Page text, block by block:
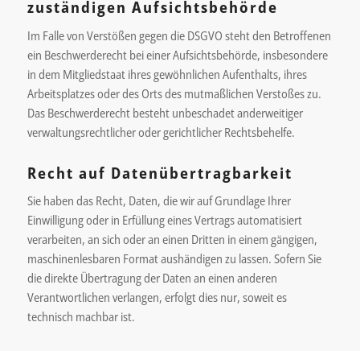
zuständigen Aufsichtsbehörde
Im Falle von Verstößen gegen die DSGVO steht den Betroffenen
ein Beschwerderecht bei einer Aufsichtsbehörde, insbesondere
in dem Mitgliedstaat ihres gewöhnlichen Aufenthalts, ihres
Arbeitsplatzes oder des Orts des mutmaßlichen Verstoßes zu.
Das Beschwerderecht besteht unbeschadet anderweitiger
verwaltungsrechtlicher oder gerichtlicher Rechtsbehelfe.
Recht auf Datenübertragbarkeit
Sie haben das Recht, Daten, die wir auf Grundlage Ihrer
Einwilligung oder in Erfüllung eines Vertrags automatisiert
verarbeiten, an sich oder an einen Dritten in einem gängigen,
maschinenlesbaren Format aushändigen zu lassen. Sofern Sie
die direkte Übertragung der Daten an einen anderen
Verantwortlichen verlangen, erfolgt dies nur, soweit es
technisch machbar ist.